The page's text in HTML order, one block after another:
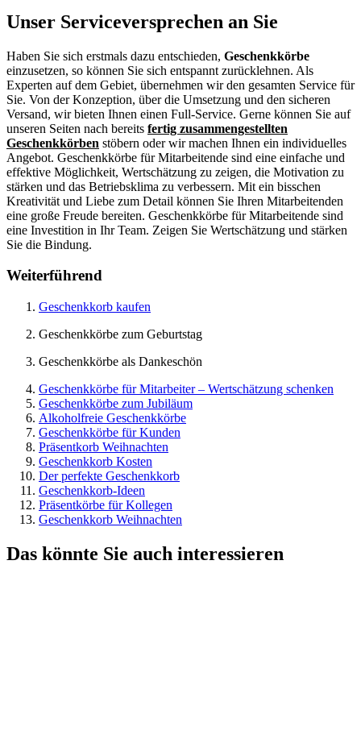
Unser Serviceversprechen an Sie
Haben Sie sich erstmals dazu entschieden, Geschenkkörbe
einzusetzen, so können Sie sich entspannt zurücklehnen. Als
Experten auf dem Gebiet, übernehmen wir den gesamten Service für
Sie. Von der Konzeption, über die Umsetzung und den sicheren
Versand, wir bieten Ihnen einen Full-Service. Gerne können Sie auf
unseren Seiten nach bereits fertig zusammengestellten
Geschenkkörben stöbern oder wir machen Ihnen ein individuelles
Angebot. Geschenkkörbe für Mitarbeitende sind eine einfache und
effektive Möglichkeit, Wertschätzung zu zeigen, die Motivation zu
stärken und das Betriebsklima zu verbessern. Mit ein bisschen
Kreativität und Liebe zum Detail können Sie Ihren Mitarbeitenden
eine große Freude bereiten. Geschenkkörbe für Mitarbeitende sind
eine Investition in Ihr Team. Zeigen Sie Wertschätzung und stärken
Sie die Bindung.
Weiterführend
Geschenkkorb kaufen
Geschenkkörbe zum Geburtstag
Geschenkkörbe als Dankeschön
Geschenkkörbe für Mitarbeiter – Wertschätzung schenken
Geschenkkörbe zum Jubiläum
Alkoholfreie Geschenkkörbe
Geschenkkörbe für Kunden
Präsentkorb Weihnachten
Geschenkkorb Kosten
Der perfekte Geschenkkorb
Geschenkkorb-Ideen
Präsentkörbe für Kollegen
Geschenkkorb Weihnachten
Das könnte Sie auch interessieren